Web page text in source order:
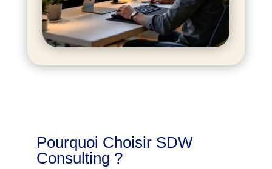
Pourquoi Choisir SDW
Consulting ?